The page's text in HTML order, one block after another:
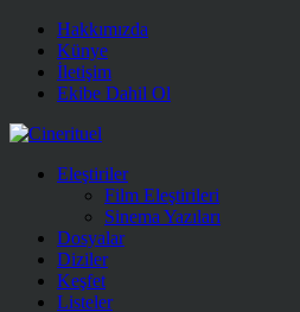
Hakkımızda
Künye
İletişim
Ekibe Dahil Ol
Eleştiriler
Film Eleştirileri
Sinema Yazıları
Dosyalar
Diziler
Keşfet
Listeler